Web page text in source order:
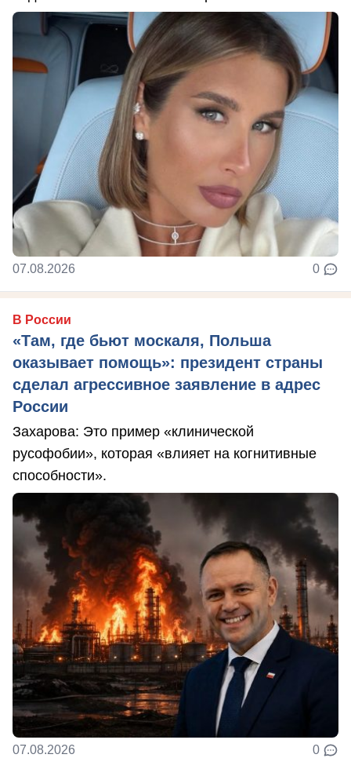
07.08.2026 0
В России
«Там, где бьют москаля, Польша
оказывает помощь»: президент страны
сделал агрессивное заявление в адрес
России
Захарова: Это пример «клинической
русофобии», которая «влияет на когнитивные
способности».
07.08.2026 0